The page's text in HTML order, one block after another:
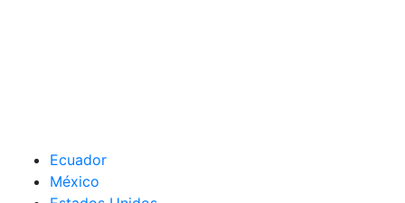
Ecuador
México